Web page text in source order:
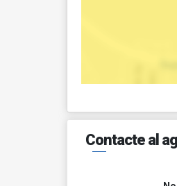
Contacte al